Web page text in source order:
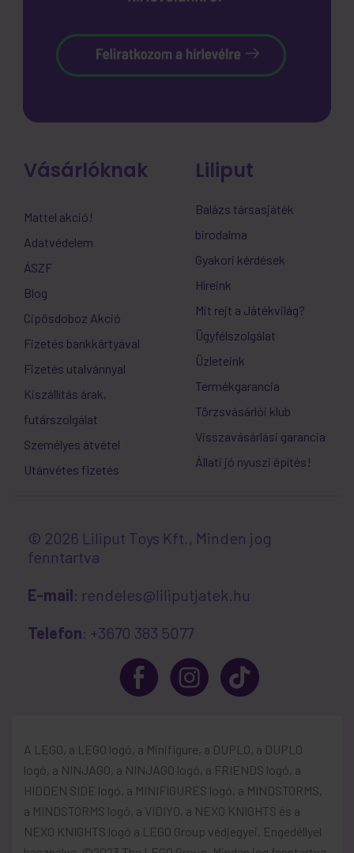
Vásárlóknak
Mattel akció!
Adatvédelem
ÁSZF
Blog
Cipősdoboz Akció
Fizetés bankkártyával
Fizetés utalvánnyal
Kiszállítás árak,
futárszolgálat
Személyes átvétel
Utánvétes fizetés
Liliput
Balázs társasjáték
birodalma
Gyakori kérdések
Híreink
Mit rejt a Játékvilág?
Ügyfélszolgálat
Üzleteink
Termékgarancia
Törzsvásárlói klub
Visszavásárlási garancia
Állati jó nyuszi építés!
© 2026 Liliput Toys Kft., Minden jog
fenntartva
E-mail: rendeles@liliputjatek.hu
Telefon: +3670 383 5077
A LEGO, a LEGO logó, a Minifigure, a DUPLO, a DUPLO
logó, a NINJAGO, a NINJAGO logó, a FRIENDS logó, a
HIDDEN SIDE logó, a MINIFIGURES logó, a MINDSTORMS,
a MINDSTORMS logó, a VIDIYO, a NEXO KNIGHTS és a
NEXO KNIGHTS logó a LEGO Group védjegyei. Engedéllyel